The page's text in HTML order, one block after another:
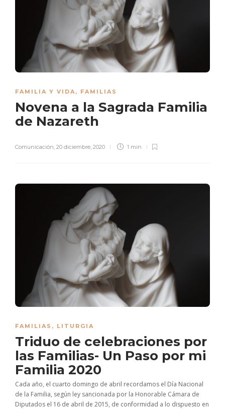
FAMILIA Y VIDA, FAMILIAS
Novena a la Sagrada Familia
de Nazareth
Comunicación, 20 diciembre, 2020 1 min
FAMILIAS , LITURGIA
Triduo de celebraciones por
las Familias- Un Paso por mi
Familia 2020
Cada año, el cuarto domingo de abril recordamos el Día Nacional
de la Familia, según ley sancionada por la Honorable Cámara de
Diputados el 16 de abril de 2015, de conformidad a lo dispuesto en